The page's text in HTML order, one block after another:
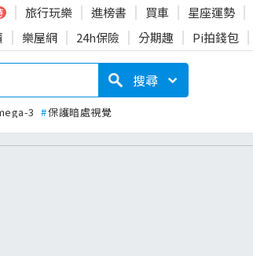
旅行玩樂 進榜書 買車 星座運勢
樂屋網 24h保險 分期趣 Pi拍錢包
搜尋
3 #保護暗處視覺